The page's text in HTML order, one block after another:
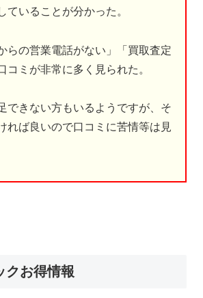
ていることが分かった。
らの営業電話がない」「買取査定
コミが非常に多く見られた。
できない方もいるようですが、そ
れば良いので口コミに苦情等は見
クお得情報